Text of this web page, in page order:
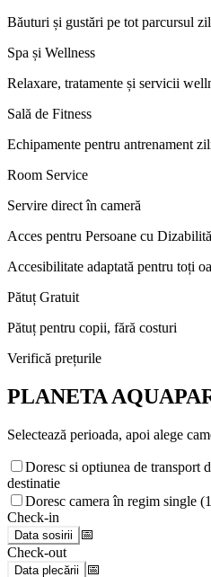
Băuturi și gustări pe tot parcursul
Spa și Wellness
Relaxare, tratamente și servicii
Sală de Fitness
Echipamente pentru antrenament
Room Service
Servire direct în cameră
Acces pentru Persoane cu
Accesibilitate adaptată pentru toți
Pătuț Gratuit
Pătuț pentru copii, fără costuri
Verifică prețurile
PLANETA
Selectează perioada, apoi alege
Doresc si optiunea de transport
destinatie
Doresc camera în regim single
Check-in
Data sosirii
📅
Check-out
Data plecării
📅